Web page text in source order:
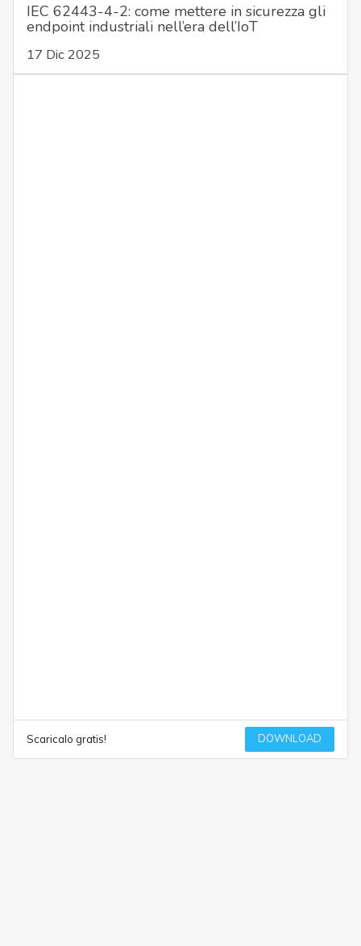
IEC 62443-4-2: come mettere in sicurezza gli
endpoint industriali nell’era dell’IoT
17 Dic 2025
Scaricalo gratis! DOWNLOAD